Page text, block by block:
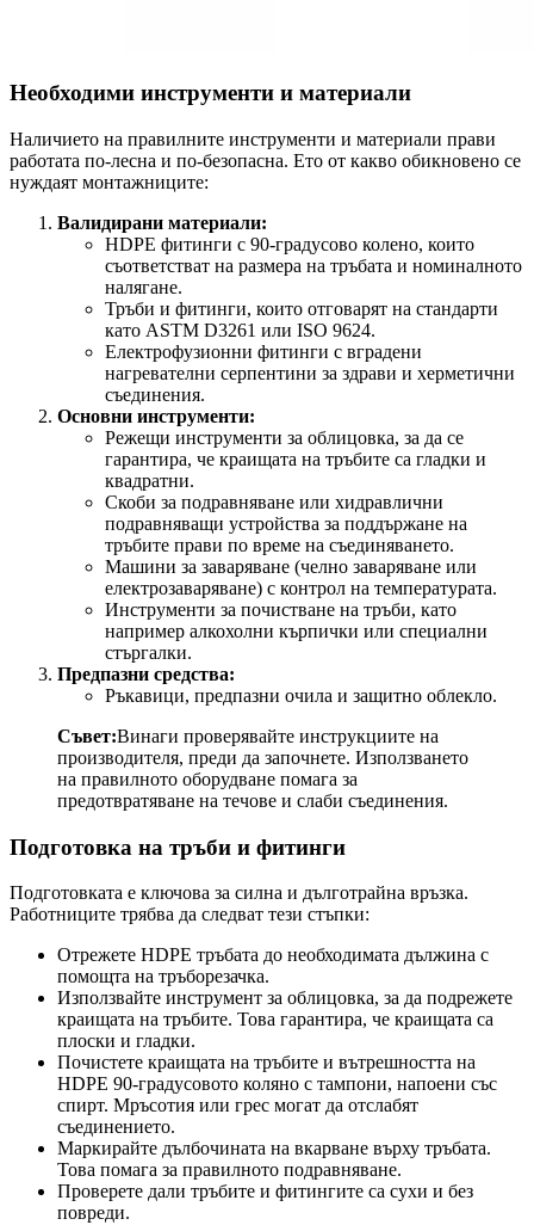
Необходими инструменти и материали
Наличието на правилните инструменти и материали прави
работата по-лесна и по-безопасна. Ето от какво обикновено се
нуждаят монтажниците:
Валидирани материали:
HDPE фитинги с 90-градусово колено, които
съответстват на размера на тръбата и номиналното
налягане.
Тръби и фитинги, които отговарят на стандарти
като ASTM D3261 или ISO 9624.
Електрофузионни фитинги с вградени
нагревателни серпентини за здрави и херметични
съединения.
Основни инструменти:
Режещи инструменти за облицовка, за да се
гарантира, че краищата на тръбите са гладки и
квадратни.
Скоби за подравняване или хидравлични
подравняващи устройства за поддържане на
тръбите прави по време на съединяването.
Машини за заваряване (челно заваряване или
електрозаваряване) с контрол на температурата.
Инструменти за почистване на тръби, като
например алкохолни кърпички или специални
стъргалки.
Предпазни средства:
Ръкавици, предпазни очила и защитно облекло.
Съвет:Винаги проверявайте инструкциите на
производителя, преди да започнете. Използването
на правилното оборудване помага за
предотвратяване на течове и слаби съединения.
Подготовка на тръби и фитинги
Подготовката е ключова за силна и дълготрайна връзка.
Работниците трябва да следват тези стъпки:
Отрежете HDPE тръбата до необходимата дължина с
помощта на тръборезачка.
Използвайте инструмент за облицовка, за да подрежете
краищата на тръбите. Това гарантира, че краищата са
плоски и гладки.
Почистете краищата на тръбите и вътрешността на
HDPE 90-градусовото коляно с тампони, напоени със
спирт. Мръсотия или грес могат да отслабят
съединението.
Маркирайте дълбочината на вкарване върху тръбата.
Това помага за правилното подравняване.
Проверете дали тръбите и фитингите са сухи и без
повреди.